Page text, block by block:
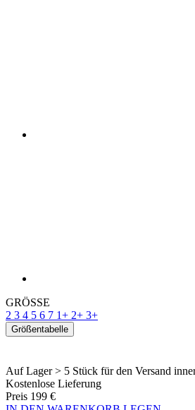
GRÖSSE
2 3 4 5 6 7 1+ 2+ 3+
Größentabelle
Auf Lager > 5 Stück für den Versand
Kostenlose Lieferung
Preis 199 €